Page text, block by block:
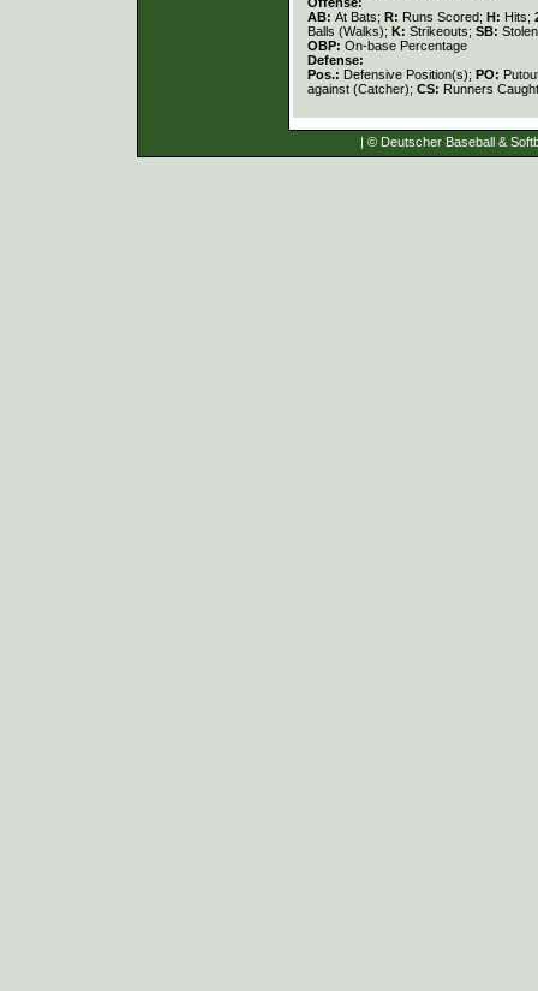
AB: At Bats; R: Runs Scored; H: Hits;
Balls (Walks); K: Strikeouts; SB:
OBP: On-base Percentage
Defense:
Pos.: Defensive Position(s); PO:
against (Catcher); CS: Runners
| © Deutscher Baseball &